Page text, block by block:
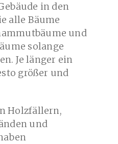
in den
alle Bäume
und
solange
Je länger ein
größer und
Holzfällern,
und